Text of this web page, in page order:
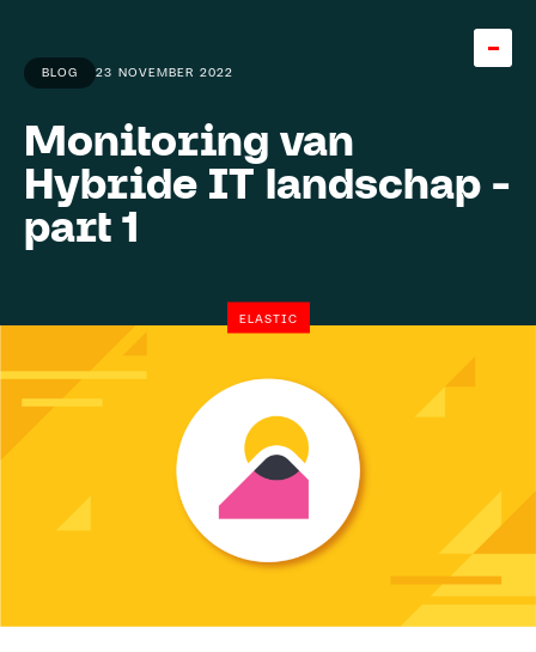
Home
Team
About
Expertise
Cases
Young Talent Programma
Contact
BLOG 23 NOVEMBER 2022
Monitoring van
Hybride IT landschap -
part 1
ELASTIC